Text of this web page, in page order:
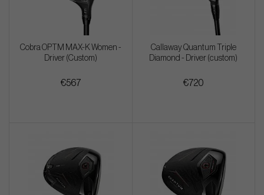
Cobra OPTM MAX-K Women -
Driver (Custom)
€567
Callaway Quantum Triple
Diamond - Driver (custom)
€720